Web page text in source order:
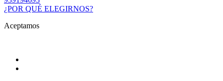
¿POR QUÉ ELEGIRNOS?
Aceptamos